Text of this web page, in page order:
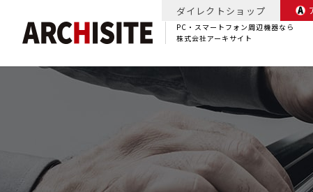
PC・スマートフォン周辺機器なら
株式会社アーキサイト
ダイレクトショップ